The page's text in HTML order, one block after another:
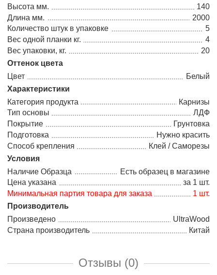
Высота мм.
140
Длина мм.
2000
Количество штук в упаковке
5
Вес одной планки кг.
4
Вес упаковки, кг.
20
Оттенок цвета
Цвет
Белый
Характеристики
Категория продукта
Карнизы
Тип основы
ЛДФ
Покрытие
Грунтовка
Подготовка
Нужно красить
Способ крепления
Клей / Саморезы
Условия
Наличие Образца
Есть образец в магазине
Цена указана
за 1 шт.
Минимальная партия товара для заказа
1 шт.
Производитель
Произведено
UltraWood
Страна производитель
Китай
Отзывы (0)